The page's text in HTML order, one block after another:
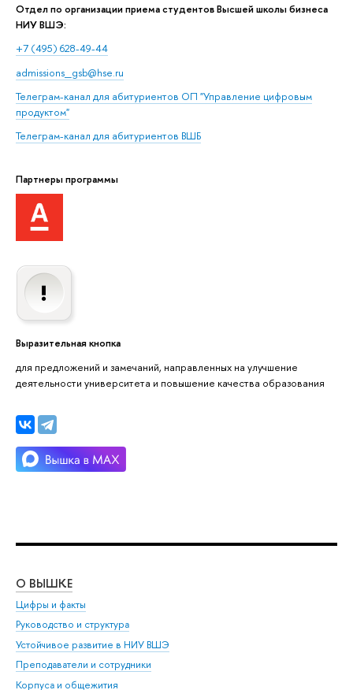
Отдел по организации приема студентов Высшей школы бизнеса
НИУ ВШЭ:
+7 (495) 628-49-44
admissions_gsb@hse.ru
Телеграм-канал для абитуриентов ОП "Управление цифровым
продуктом"
Телеграм-канал для абитуриентов ВШБ
Партнеры программы
Выразительная кнопка
для предложений и замечаний, направленных на улучшение
деятельности университета и повышение качества образования
О ВЫШКЕ
Цифры и факты
Руководство и структура
Устойчивое развитие в НИУ ВШЭ
Преподаватели и сотрудники
Корпуса и общежития